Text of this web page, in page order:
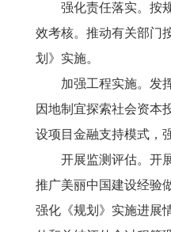
强化责任落实。按
效考核。推动有关部门
划》实施。
加强工程实施。发
因地制宜探索社会资本
设项目金融支持模式，
开展监测评估。开
推广美丽中国建设经验
强化《规划》实施进展